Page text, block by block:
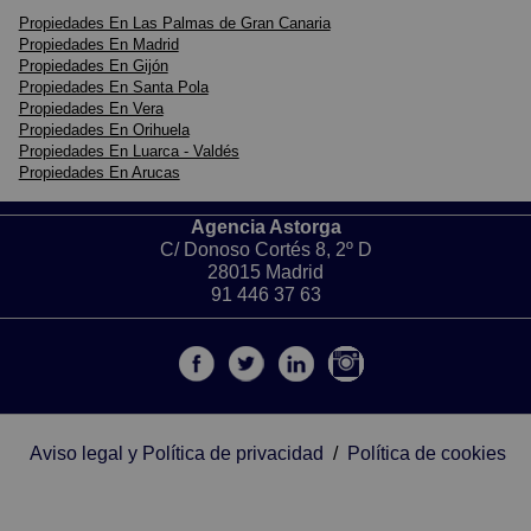
Propiedades En Las Palmas de Gran Canaria
Propiedades En Madrid
Propiedades En Gijón
Propiedades En Santa Pola
Propiedades En Vera
Propiedades En Orihuela
Propiedades En Luarca - Valdés
Propiedades En Arucas
Agencia Astorga
C/ Donoso Cortés 8, 2º D
28015 Madrid
91 446 37 63
Aviso legal y Política de privacidad / Política de cookies